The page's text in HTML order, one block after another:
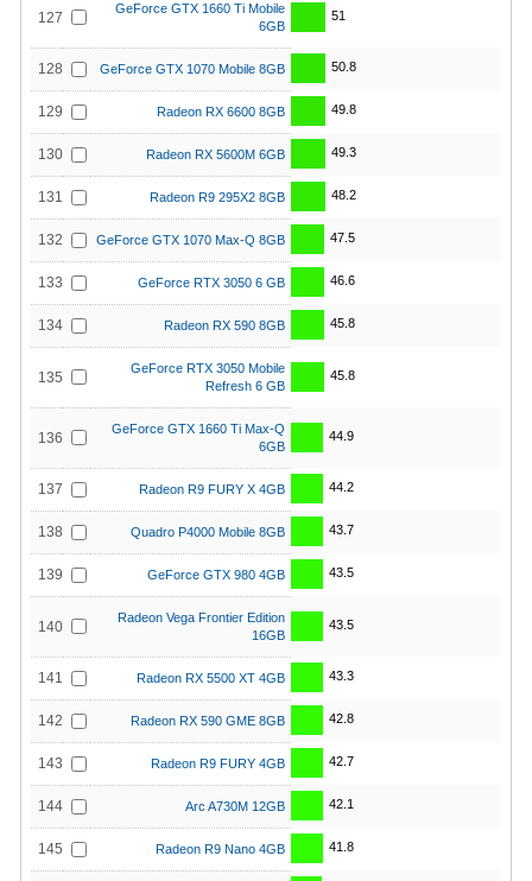
127
GeForce GTX 1660 Ti Mobile
6GB
51
128 GeForce GTX 1070 Mobile 8GB 50.8
129 Radeon RX 6600 8GB 49.8
130 Radeon RX 5600M 6GB 49.3
131 Radeon R9 295X2 8GB 48.2
132 GeForce GTX 1070 Max-Q 8GB 47.5
133 GeForce RTX 3050 6 GB 46.6
134 Radeon RX 590 8GB 45.8
135
GeForce RTX 3050 Mobile
Refresh 6 GB
45.8
136
GeForce GTX 1660 Ti Max-Q
6GB
44.9
137 Radeon R9 FURY X 4GB 44.2
138 Quadro P4000 Mobile 8GB 43.7
139 GeForce GTX 980 4GB 43.5
140
Radeon Vega Frontier Edition
16GB
43.5
141 Radeon RX 5500 XT 4GB 43.3
142 Radeon RX 590 GME 8GB 42.8
143 Radeon R9 FURY 4GB 42.7
144 Arc A730M 12GB 42.1
145 Radeon R9 Nano 4GB 41.8